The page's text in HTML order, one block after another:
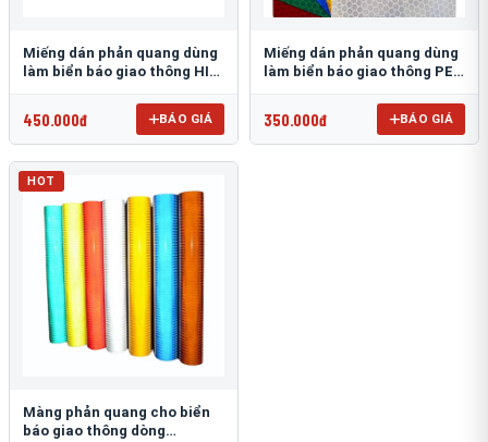
Miếng dán phản quang dùng
làm biển báo giao thông HIP
450.000đ BÁO GIÁ
Miếng dán phản quang dùng
làm biển báo giao thông PEG
350.000đ BÁO GIÁ
HOT
Màng phản quang cho biển
báo giao thông dòng